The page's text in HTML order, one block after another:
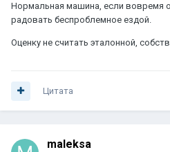
Нормальная машина, если вовремя
радовать беспроблемное ездой.
Оценку не считать эталонной,
Цитата
maleksa